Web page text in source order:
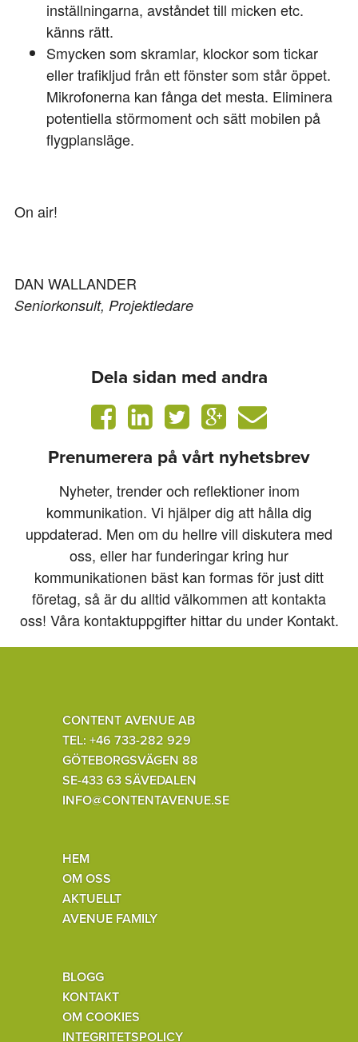
inställningarna, avståndet till micken etc.
känns rätt.
Smycken som skramlar, klockor som tickar
eller trafikljud från ett fönster som står öppet.
Mikrofonerna kan fånga det mesta. Eliminera
potentiella störmoment och sätt mobilen på
flygplansläge.
On air!
DAN WALLANDER
Seniorkonsult, Projektledare
Dela sidan med andra
Prenumerera på vårt nyhetsbrev
Nyheter, trender och reflektioner inom
kommunikation. Vi hjälper dig att hålla dig
uppdaterad. Men om du hellre vill diskutera med
oss, eller har funderingar kring hur
kommunikationen bäst kan formas för just ditt
företag, så är du alltid välkommen att kontakta
oss! Våra kontaktuppgifter hittar du under Kontakt.
CONTENT AVENUE AB
TEL: +46 733-282 929
GÖTEBORGSVÄGEN 88
SE-433 63 SÄVEDALEN
INFO@CONTENTAVENUE.SE
HEM
OM OSS
AKTUELLT
AVENUE FAMILY
BLOGG
KONTAKT
OM COOKIES
INTEGRITETSPOLICY